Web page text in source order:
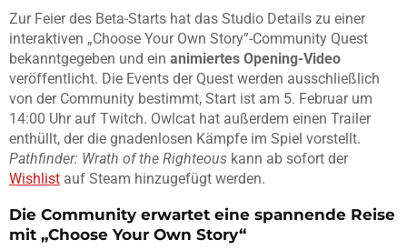
Zur Feier des Beta-Starts hat das Studio Details zu einer
interaktiven „Choose Your Own Story”-Community Quest
bekanntgegeben und ein animiertes Opening-Video
veröffentlicht. Die Events der Quest werden ausschließlich
von der Community bestimmt, Start ist am 5. Februar um
14:00 Uhr auf Twitch. Owlcat hat außerdem einen Trailer
enthüllt, der die gnadenlosen Kämpfe im Spiel vorstellt.
Pathfinder: Wrath of the Righteous kann ab sofort der
Wishlist auf Steam hinzugefügt werden.
Die Community erwartet eine spannende Reise
mit „Choose Your Own Story“